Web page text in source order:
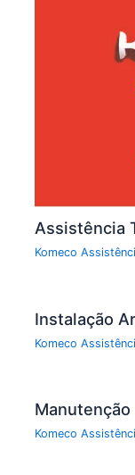
Assistência
Komeco
Instalação
Komeco
Komeco